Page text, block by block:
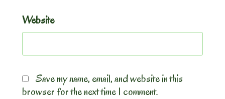
Website
Save my name, email, and website in this
browser for the next time I comment.